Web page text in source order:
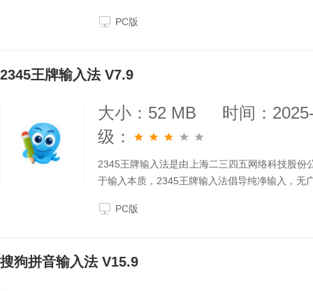
PC版
2345王牌输入法 V7.9
大小：52 MB
时间：
级：
2345王牌输入法是由上海二三四五网络科技股
于输入本质，2345王牌输入法倡导纯净输入，无
PC版
搜狗拼音输入法 V15.9